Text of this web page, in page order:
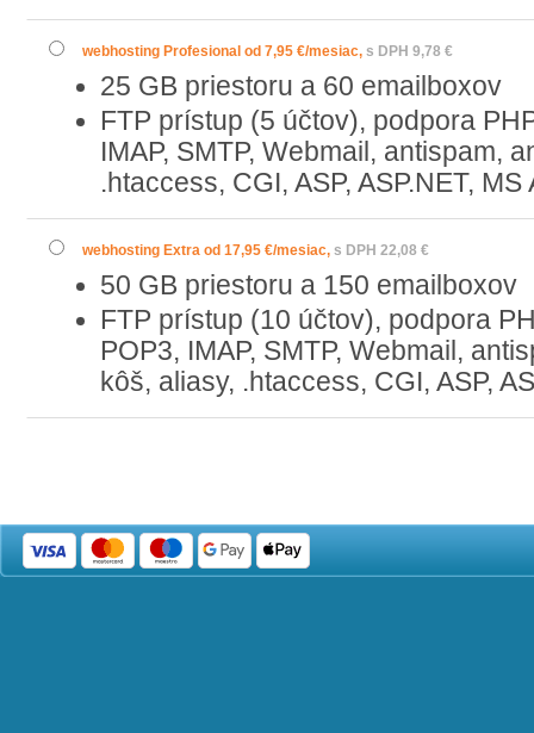
webhosting Profesional od 7,95 €/mesiac, s DPH 9,78 €
25 GB priestoru a 60 emailboxov
FTP prístup (5 účtov), podpora
IMAP, SMTP, Webmail, antispam,
.htaccess, CGI, ASP, ASP.NET,
webhosting Extra od 17,95 €/mesiac, s DPH 22,08 €
50 GB priestoru a 150 emailboxov
FTP prístup (10 účtov), podpora
POP3, IMAP, SMTP, Webmail,
kôš, aliasy, .htaccess, CGI, ASP,